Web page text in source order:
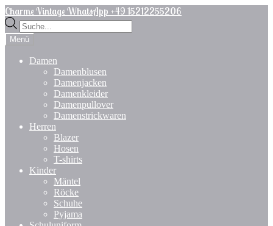
Zur
Navigation
springen
Zum
Inhalt
springen
Charme Vintage WhatsApp +49 15212255206
Products
search
Menü
Damen
Damenblusen
Damenjacken
Damenkleider
Damenpullover
Damenstrickwaren
Herren
Blazer
Hosen
T-shirts
Kinder
Mäntel
Röcke
Schuhe
Pyjama